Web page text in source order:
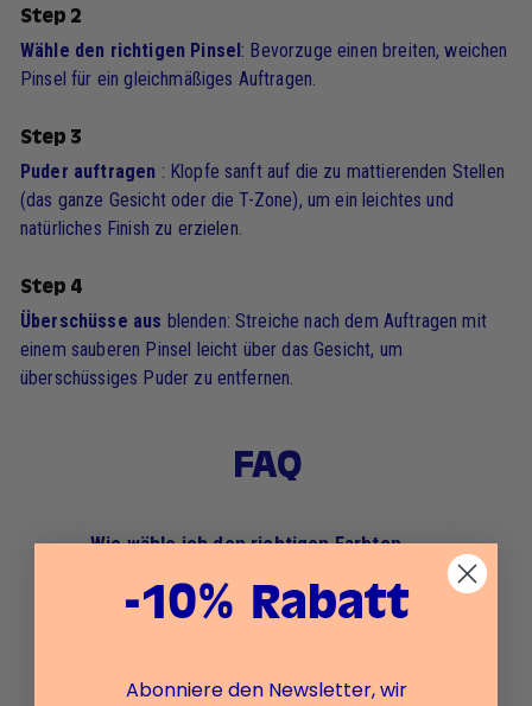
Step 2
Wähle den richtigen Pinsel: Bevorzuge einen breiten, weichen
Pinsel für ein gleichmäßiges Auftragen.
Step 3
Puder auftragen : Klopfe sanft auf die zu mattierenden Stellen
(das ganze Gesicht oder die T-Zone), um ein leichtes und
natürliches Finish zu erzielen.
Step 4
Überschüsse aus blenden: Streiche nach dem Auftragen mit
einem sauberen Pinsel leicht über das Gesicht, um
überschüssiges Puder zu entfernen.
FAQ
Wie wähle ich den richtigen Farbton
Serum kombinieren?
-10% Rabatt
Abonniere den Newsletter, wir